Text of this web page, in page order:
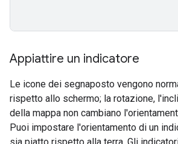
Appiattire un indicatore
Le icone dei segnaposto vengono
rispetto allo schermo; la rotazione,
della mappa non cambiano
Puoi impostare l'orientamento di un